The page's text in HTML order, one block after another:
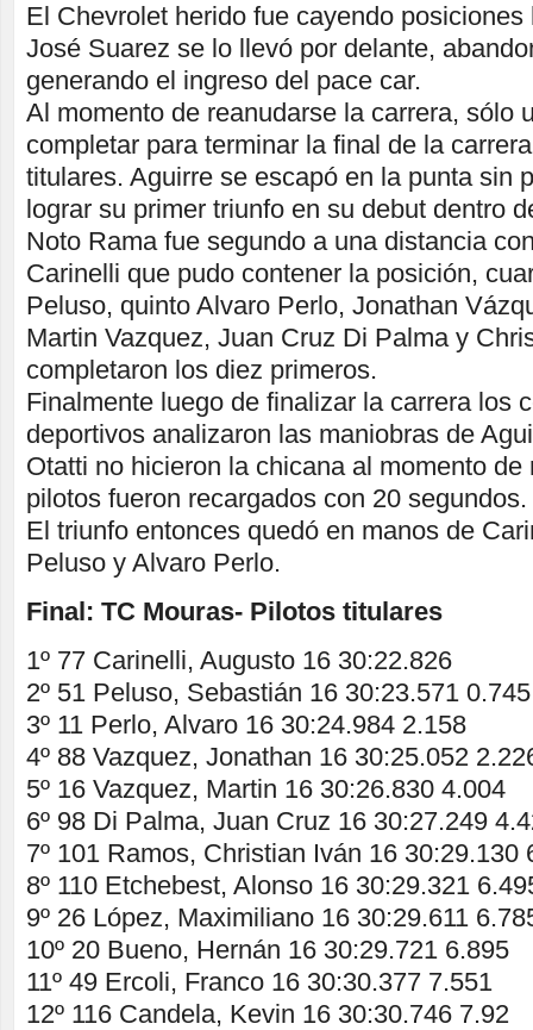
El Chevrolet herido fue cayendo posiciones
José Suarez se lo llevó por delante,
generando el ingreso del pace car.
Al momento de reanudarse la carrera, sólo
completar para terminar la final de la
titulares. Aguirre se escapó en la punta sin
lograr su primer triunfo en su debut dentro
Noto Rama fue segundo a una distancia
Carinelli que pudo contener la posición,
Peluso, quinto Alvaro Perlo, Jonathan
Martin Vazquez, Juan Cruz Di Palma y
completaron los diez primeros.
Finalmente luego de finalizar la carrera los
deportivos analizaron las maniobras de
Otatti no hicieron la chicana al momento
pilotos fueron recargados con 20 segundos.
El triunfo entonces quedó en manos de
Peluso y Alvaro Perlo.
Final: TC Mouras- Pilotos titulares
1º 77 Carinelli, Augusto 16 30:22.826
2º 51 Peluso, Sebastián 16 30:23.571 0.745
3º 11 Perlo, Alvaro 16 30:24.984 2.158
4º 88 Vazquez, Jonathan 16 30:25.052
5º 16 Vazquez, Martin 16 30:26.830 4.004
6º 98 Di Palma, Juan Cruz 16 30:27.249
7º 101 Ramos, Christian Iván 16 30:29.130
8º 110 Etchebest, Alonso 16 30:29.321
9º 26 López, Maximiliano 16 30:29.611
10º 20 Bueno, Hernán 16 30:29.721 6.895
11º 49 Ercoli, Franco 16 30:30.377 7.551
12º 116 Candela, Kevin 16 30:30.746 7.92